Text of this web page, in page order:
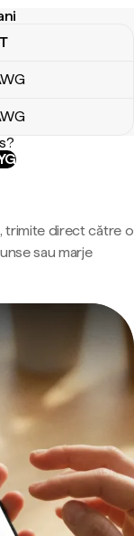
trimite direct către o
sau marje